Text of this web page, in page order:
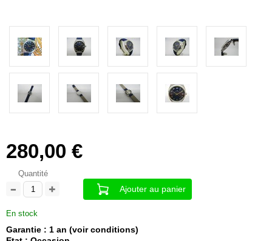
280,00 €
Quantité
Ajouter au panier
En stock
Garantie : 1 an (voir conditions)